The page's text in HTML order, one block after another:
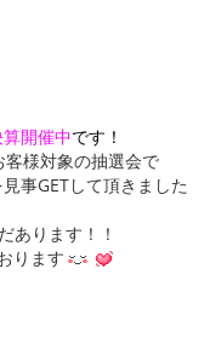
開催中です！
様対象の抽選会で
事GETして頂きました
あります！！
ります